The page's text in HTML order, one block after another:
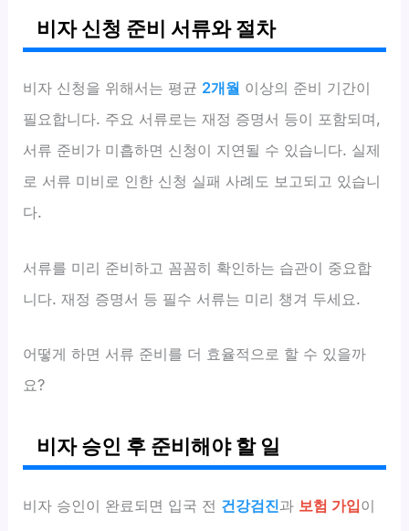
비자 신청 준비 서류와 절차
비자 신청을 위해서는 평균 2개월 이상의 준비 기간이
필요합니다. 주요 서류로는 재정 증명서 등이 포함되며,
서류 준비가 미흡하면 신청이 지연될 수 있습니다. 실제
로 서류 미비로 인한 신청 실패 사례도 보고되고 있습니
다.
서류를 미리 준비하고 꼼꼼히 확인하는 습관이 중요합
니다. 재정 증명서 등 필수 서류는 미리 챙겨 두세요.
어떻게 하면 서류 준비를 더 효율적으로 할 수 있을까
요?
비자 승인 후 준비해야 할 일
비자 승인이 완료되면 입국 전 건강검진과 보험 가입이